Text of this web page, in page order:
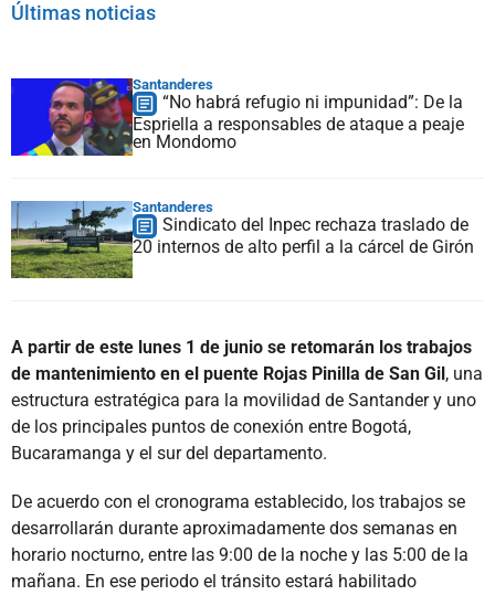
Últimas noticias
Santanderes
“No habrá refugio ni impunidad”: De la
Espriella a responsables de ataque a peaje
en Mondomo
Santanderes
Sindicato del Inpec rechaza traslado de
20 internos de alto perfil a la cárcel de Girón
A partir de este lunes 1 de junio se retomarán los trabajos
de mantenimiento en el puente Rojas Pinilla de San Gil, una
estructura estratégica para la movilidad de Santander y uno
de los principales puntos de conexión entre Bogotá,
Bucaramanga y el sur del departamento.
De acuerdo con el cronograma establecido, los trabajos se
desarrollarán durante aproximadamente dos semanas en
horario nocturno, entre las 9:00 de la noche y las 5:00 de la
mañana. En ese periodo el tránsito estará habilitado